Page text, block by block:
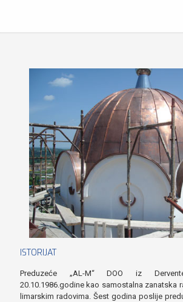
ISTORIJAT
Preduzeće „AL-M“ DOO iz
20.10.1986.godine kao samostalna zanatska
limarskim radovima. Šest godina poslije